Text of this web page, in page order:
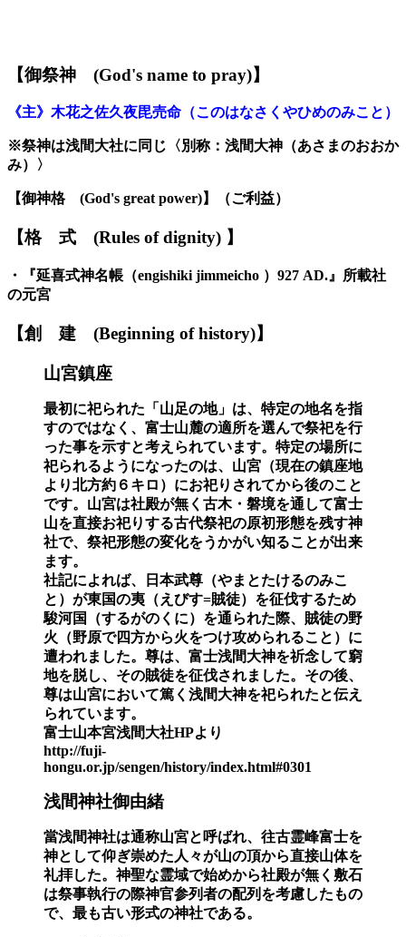
【御祭神 (God's name to pray)】
《主》木花之佐久夜毘売命 （このはなさくやひめのみこと）
※祭神は浅間大社に同じ 〈 別称：浅間大神（あさまのおおか
み）
〉
【御神格 (God's great power)】 （ご利益）
【格 式 (Rules of dignity) 】
・『延喜式神名帳 （engishiki jimmeicho ） 927 AD. 』 所載社
の元宮
【創 建 (Beginning of history)】
山宮鎮座
最初に祀られた「山足の地」は、特定の地名を指
すのではなく、富士山麓の適所を選んで祭祀を行
った事を示すと考えられています。特定の場所に
祀られるようになったのは、山宮（現在の鎮座地
より北方約６キロ）にお祀りされてから後のこと
です。山宮は社殿が無く古木・磐境を通して富士
山を直接お祀りする古代祭祀の原初形態を残す神
社で、祭祀形態の変化をうかがい知ることが出来
ます。
社記によれば、日本武尊（やまとたけるのみこ
と）が東国の夷（えびす=賊徒）を征伐するため
駿河国（するがのくに）を通られた際、賊徒の野
火（野原で四方から火をつけ攻められること）に
遭われました。尊は、富士浅間大神を祈念して窮
地を脱し、その賊徒を征伐されました。その後、
尊は山宮において篤く浅間大神を祀られたと伝え
られています。
富士山本宮浅間大社HPより
http://fuji-
hongu.or.jp/sengen/history/index.html#0301
浅間神社御由緒
當浅間神社は通称山宮と呼ばれ、往古霊峰富士を
神として仰ぎ崇めた人々が山の頂から直接山体を
礼拝した。神聖な霊域で始めから社殿が無く敷石
は祭事執行の際神官参列者の配列を考慮したもの
で、最も古い形式の神社である。